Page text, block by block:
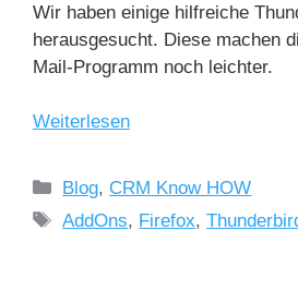
Wir haben einige hilfreiche
herausgesucht. Diese machen
Mail-Programm noch leichter.
Weiterlesen
Blog, CRM Know HOW
AddOns, Firefox,